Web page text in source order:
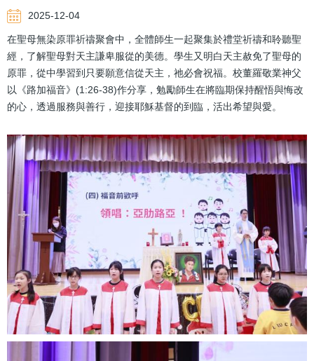
連
結
2025-12-04
在聖母無染原罪祈禱聚會中，全體師生一起聚集於禮堂祈禱和聆聽聖
經，了解聖母對天主謙卑服從的美德。學生又明白天主赦免了聖母的
原罪，從中學習到只要願意信從天主，祂必會祝福。校董羅敬業神父
以《路加福音》(1:26-38)作分享，勉勵師生在將臨期保持醒悟與悔改
的心，透過服務與善行，迎接耶穌基督的到臨，活出希望與愛。